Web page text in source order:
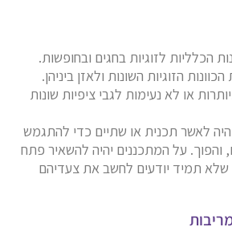
הכלליות לזוגיות בחגים ובחופשות.
הזוגיות השונות ולאזן ביניהן.
או לא נעימות לגבי ציפיות שונות
לאשר תכנית או שתיים כדי להתגמש
והפוך. על המתכננים יהיה להשאיר פתח
שלא תמיד יודעים לחשב את צעדיהם